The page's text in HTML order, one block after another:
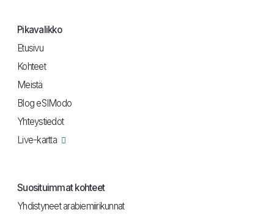
Pikavalikko
Etusivu
Kohteet
Meistä
Blog eSIModo
Yhteystiedot
Live-kartta
Suosituimmat kohteet
Yhdistyneet arabiemiirikunnat